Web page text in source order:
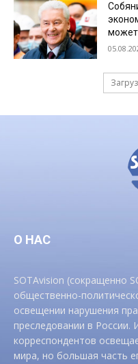
может
О НАС
SOTAvision (сокращенно
общественно-
освещении нарушения
преследовании в России.
корреспондентов
мира, но большая часть